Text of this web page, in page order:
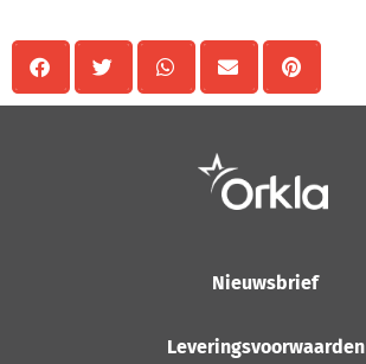
Nieuwsbrief
Leveringsvoorwaarden